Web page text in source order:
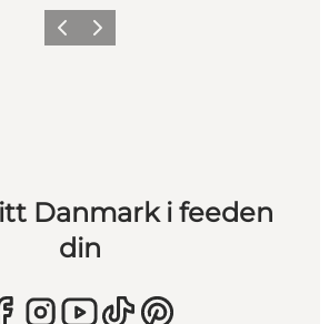
ForrigeNeste
Danmark i feeden
din